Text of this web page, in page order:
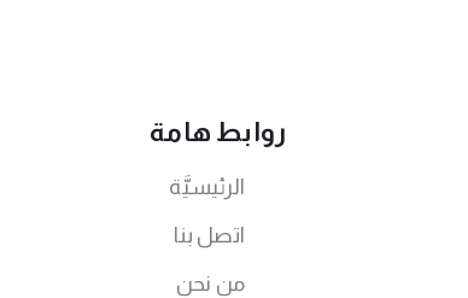
روابط هامة
الرئيسيَّة
اتصل بنا
من نحن